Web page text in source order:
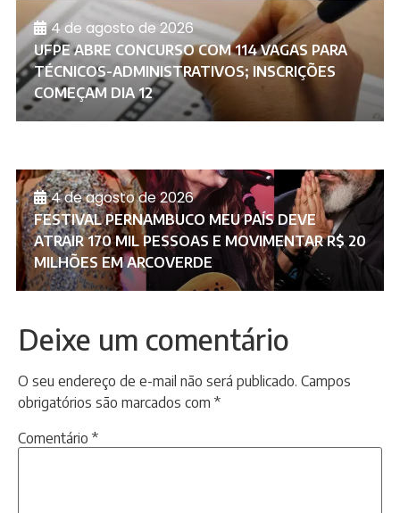
4 de agosto de 2026
UFPE ABRE CONCURSO COM 114 VAGAS PARA
TÉCNICOS-ADMINISTRATIVOS; INSCRIÇÕES
COMEÇAM DIA 12
4 de agosto de 2026
FESTIVAL PERNAMBUCO MEU PAÍS DEVE
ATRAIR 170 MIL PESSOAS E MOVIMENTAR R$ 20
MILHÕES EM ARCOVERDE
Deixe um comentário
O seu endereço de e-mail não será publicado. Campos
obrigatórios são marcados com *
Comentário *